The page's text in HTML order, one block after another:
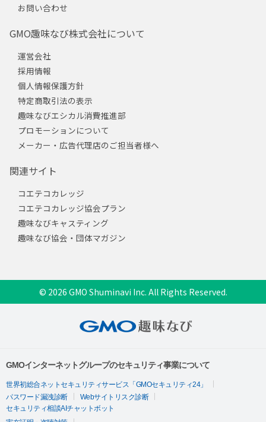
お問い合わせ
GMO趣味なび株式会社について
運営会社
採用情報
個人情報保護方針
特定商取引法の表示
趣味なびエシカル消費推進部
プロモーションについて
メーカー・広告代理店のご担当者様へ
関連サイト
コエテコカレッジ
コエテコカレッジ協会プラン
趣味なびキャスティング
趣味なび協会・団体マガジン
© 2026 GMO Shuminavi Inc. All Rights Reserved.